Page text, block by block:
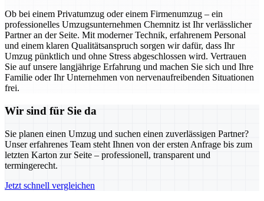
Ob bei einem Privatumzug oder einem Firmenumzug – ein
professionelles Umzugsunternehmen Chemnitz ist Ihr verlässlicher
Partner an der Seite. Mit moderner Technik, erfahrenem Personal
und einem klaren Qualitätsanspruch sorgen wir dafür, dass Ihr
Umzug pünktlich und ohne Stress abgeschlossen wird. Vertrauen
Sie auf unsere langjährige Erfahrung und machen Sie sich und Ihre
Familie oder Ihr Unternehmen von nervenaufreibenden Situationen
frei.
Wir sind für Sie da
Sie planen einen Umzug und suchen einen zuverlässigen Partner?
Unser erfahrenes Team steht Ihnen von der ersten Anfrage bis zum
letzten Karton zur Seite – professionell, transparent und
termingerecht.
Jetzt schnell vergleichen